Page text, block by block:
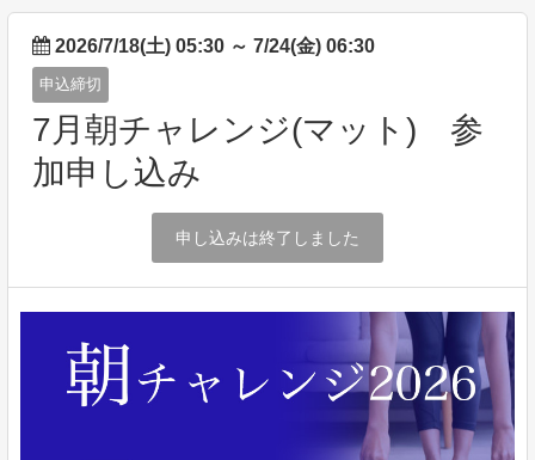
2026/7/18(土) 05:30 ～ 7/24(金) 06:30
申込締切
7月朝チャレンジ(マット) 参
加申し込み
申し込みは終了しました